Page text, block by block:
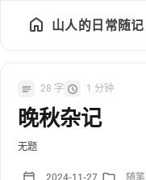
山人的日常随记
28 字 1 分钟
晚秋杂记
无题
2024-11-27 随笔